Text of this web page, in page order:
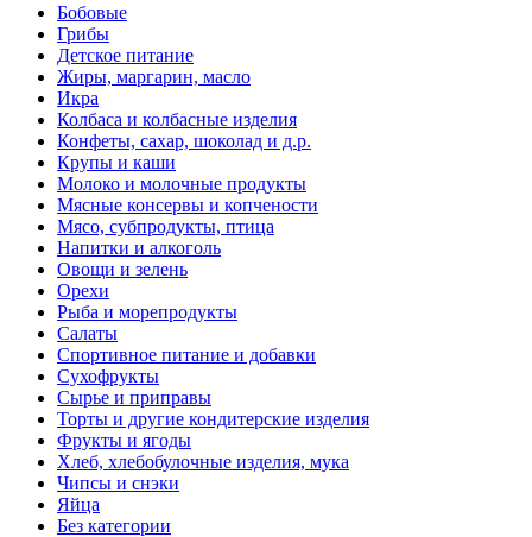
Бобовые
Грибы
Детское питание
Жиры, маргарин, масло
Икра
Колбаса и колбасные изделия
Конфеты, сахар, шоколад и д.р.
Крупы и каши
Молоко и молочные продукты
Мясные консервы и копчености
Мясо, субпродукты, птица
Напитки и алкоголь
Овощи и зелень
Орехи
Рыба и морепродукты
Салаты
Спортивное питание и добавки
Сухофрукты
Сырье и приправы
Торты и другие кондитерские изделия
Фрукты и ягоды
Хлеб, хлебобулочные изделия, мука
Чипсы и снэки
Яйца
Без категории